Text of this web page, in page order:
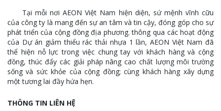
Tại mỗi nơi AEON Việt Nam hiện diện, sứ mệnh vĩnh cữu
của công ty là mang đến sự an tâm và tin cậy, đóng góp cho sự
phát triển của cộng đồng địa phương. thông qua các hoạt động
của Dự án giảm thiểu rác thải nhựa 1 lần, AEON Việt Nam đã
thể hiện nỗ lực trong việc chung tay với khách hàng và cộng
đồng, thúc đẩy các giải pháp nâng cao chất lượng môi trường
sống và sức khỏe của cộng đồng; cùng khách hàng xây dựng
một tương lai đầy hứa hẹn.
THÔNG TIN LIÊN HỆ